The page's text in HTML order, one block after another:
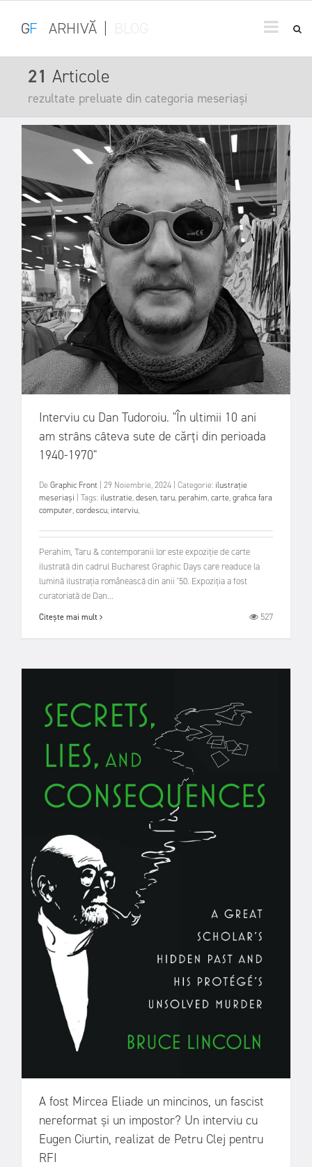
GF ARHIVĂ
21 Articole
rezultate preluate din categoria meseriași
Interviu cu Dan Tudoroiu. "În ultimii 10 ani
am strâns câteva sute de cărți din perioada
1940-1970"
De Graphic Front 29 Noiembrie, 2024 Categorie: ilustrație
meseriași
Tags: ilustratie,desen,taru,perahim,carte,grafica fara
computer,cordescu, interviu,
Perahim, Taru & contemporanii lor este expoziție de carte
ilustrată din cadrul Bucharest Graphic Days care readuce la
lumină ilustrația românească din anii ‘50. Expoziția a fost
curatoriată de Dan...
Citește mai mult 527
A fost Mircea Eliade un mincinos, un fascist
nereformat și un impostor? Un interviu cu
Eugen Ciurtin, realizat de Petru Clej pentru
RFI